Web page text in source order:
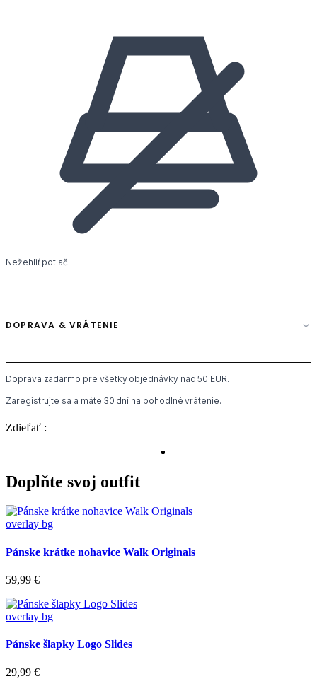
Nežehliť potlač
DOPRAVA & VRÁTENIE
Doprava zadarmo pre všetky objednávky nad 50 EUR.
Zaregistrujte sa a máte 30 dní na pohodlné vrátenie.
Zdieľať :
Doplňte svoj outfit
overlay bg
Pánske krátke nohavice Walk Originals
59,99 €
overlay bg
Pánske šlapky Logo Slides
29,99 €